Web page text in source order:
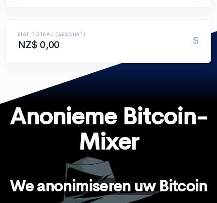
FIAT TOTAAL (GESCHAT)
NZ$ 0,00 $
Anonieme Bitcoin-
Mixer
We anonimiseren uw Bitcoin